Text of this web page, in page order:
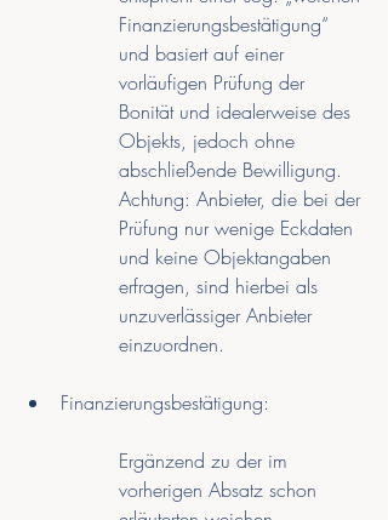
Finanzierungsbestätigung“
und basiert auf einer
vorläufigen Prüfung der
Bonität und idealerweise des
Objekts, jedoch ohne
abschließende Bewilligung.
Achtung: Anbieter, die bei der
Prüfung nur wenige Eckdaten
und keine Objektangaben
erfragen, sind hierbei als
unzuverlässiger Anbieter
einzuordnen.
Finanzierungsbestätigung:
Ergänzend zu der im
vorherigen Absatz schon